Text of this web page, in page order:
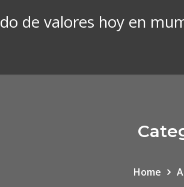
de valores hoy en
Home